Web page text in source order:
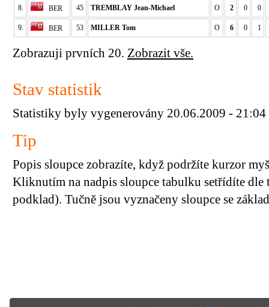
8. BER 45 TREMBLAY Jean-Michael O 2 0 0
9. BER 53 MILLER Tom O 6 0 1
Zobrazuji prvních 20. Zobrazit vše.
Stav statistik
Statistiky byly vygenerovány 20.06.2009 - 21:04
Tip
Popis sloupce zobrazíte, když podržíte kurzor
Kliknutím na nadpis sloupce tabulku setřídíte dle
podklad). Tučně jsou vyznačeny sloupce se